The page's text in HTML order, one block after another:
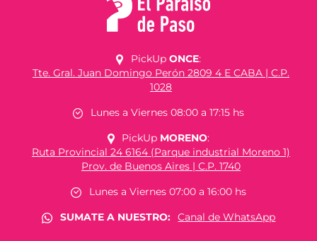
PickUp ONCE:
Tte. Gral. Juan Domingo Perón 2809 4 E CABA | C.P.
1028
Lunes a Viernes 08:00 a 17:15 hs
PickUp MORENO:
Ruta Provincial 24 6164 (Parque industrial Moreno 1)
Prov. de Buenos Aires | C.P. 1740
Lunes a Viernes 07:00 a 16:00 hs
SUMATE A NUESTRO:
Canal de WhatsApp